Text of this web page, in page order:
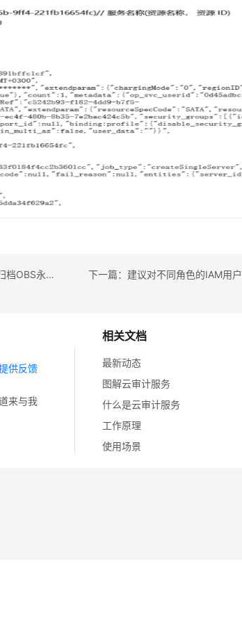
上一篇：开启云审计服务配置OBS桶，将审计事件归档OBS永久存储
相关文档
最新动态
图解云审计服务
什么是云审计服务
工作原理
使用场景
供反馈
来与我